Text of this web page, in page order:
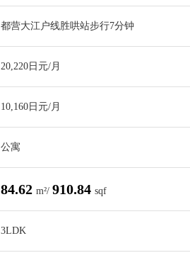
都营大江户线胜哄站步行7分钟
20,220日元/月
10,160日元/月
公寓
84.62 m²/ 910.84 sqf
3LDK